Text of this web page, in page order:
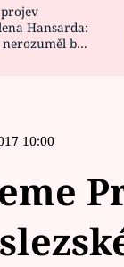
Hansarda:
by
10:00